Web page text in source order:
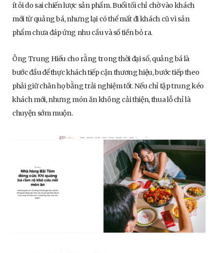
ít ỏi do sai chiến lược sản phẩm. Buổi tối chỉ chờ vào khách
mới từ quảng bá, nhưng lại có thể mất đi khách cũ vì sản
phẩm chưa đáp ứng nhu cầu và số tiền bỏ ra.
Ông Trung Hiếu cho rằng trong thời đại số, quảng bá là
bước đầu để thực khách tiếp cận thương hiệu, bước tiếp theo
phải giữ chân họ bằng trải nghiệm tốt. Nếu chỉ tập trung kéo
khách mới, nhưng món ăn không cải thiện, thua lỗ chỉ là
chuyện sớm muộn.